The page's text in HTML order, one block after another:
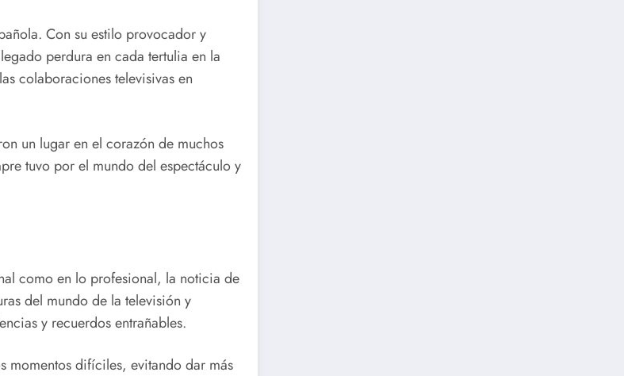
Con su estilo provocador y
perdura en cada tertulia en la
colaboraciones televisivas en
un lugar en el corazón de muchos
tuvo por el mundo del espectáculo y
como en lo profesional, la noticia de
del mundo de la televisión y
y recuerdos entrañables.
momentos difíciles, evitando dar más